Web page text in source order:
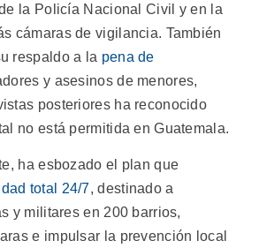
la Policía Nacional Civil y en la
cámaras de vigilancia. También
respaldo a la pena de
y asesinos de menores,
posteriores ha reconocido
no está permitida en Guatemala.
ha esbozado el plan que
total 24/7, destinado a
y militares en 200 barrios,
e impulsar la prevención local